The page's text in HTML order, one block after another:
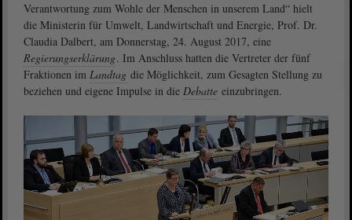
Verantwortung zum Wohle der Menschen in unserem Land“ hielt
die Ministerin für Umwelt, Landwirtschaft und Energie, Prof. Dr.
Claudia Dalbert, am Donnerstag, 24. August 2017, eine
Regierungserklärung. Im Anschluss hatten die Vertreter der fünf
Fraktionen im Landtag die Möglichkeit, zum Gesagten Stellung zu
beziehen und eigene Impulse in die Debatte einzubringen.